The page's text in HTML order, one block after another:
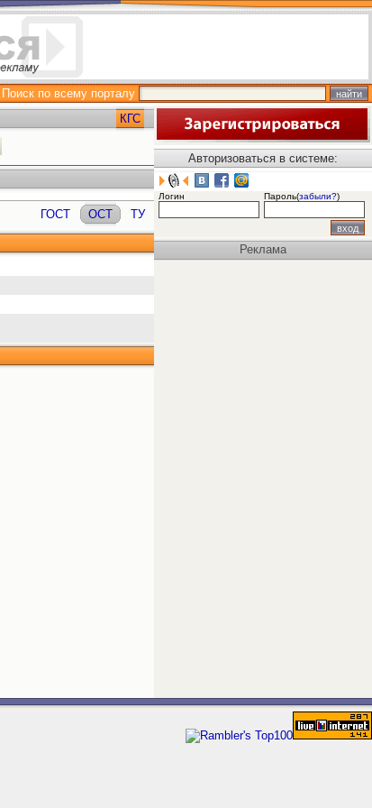
Поиск по всему порталу
КГС
ГОСТ ОСТ ТУ
Авторизоваться в системе:
Логин Пароль(забыли?)
Реклама